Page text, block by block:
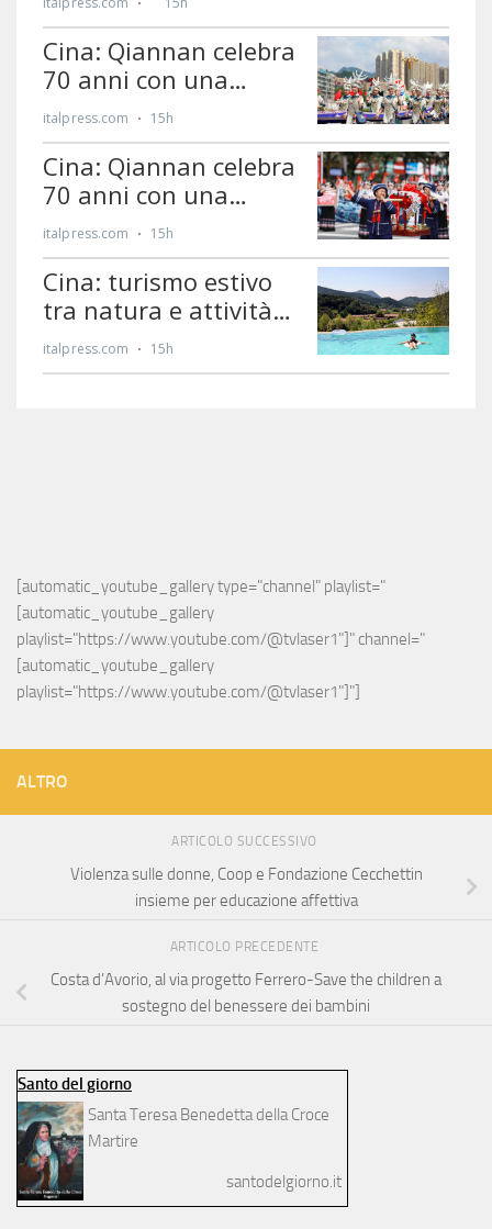
[automatic_youtube_gallery type="channel" playlist="
[automatic_youtube_gallery
playlist="https://www.youtube.com/@tvlaser1"]" channel="
[automatic_youtube_gallery
playlist="https://www.youtube.com/@tvlaser1"]"]
ALTRO
ARTICOLO SUCCESSIVO
Violenza sulle donne, Coop e Fondazione Cecchettin
insieme per educazione affettiva
ARTICOLO PRECEDENTE
Costa d’Avorio, al via progetto Ferrero-Save the children a
sostegno del benessere dei bambini
Santo del giorno
Santa Teresa Benedetta della Croce
Martire
santodelgiorno.it